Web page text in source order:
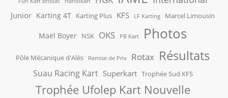
Junior Karting 4T Karting Plus KFS LF Karting Marcel Limousin
Maël Boyer NSK OKS PB Kart Photos
Pôle Mécanique d'Alès Remise de Prix Rotax Résultats
Suau Racing Kart Superkart Trophée Sud KFS
Trophée Ufolep Kart Nouvelle